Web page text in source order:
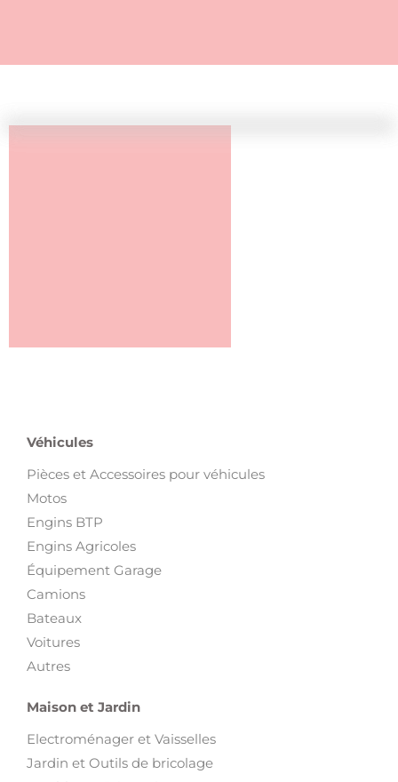
Véhicules
Pièces et Accessoires pour véhicules
Motos
Engins BTP
Engins Agricoles
Équipement Garage
Camions
Bateaux
Voitures
Autres
Maison et Jardin
Electroménager et Vaisselles
Jardin et Outils de bricolage